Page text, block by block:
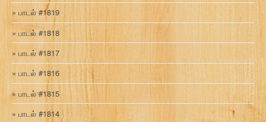
பாடல் #1819
பாடல் #1818
பாடல் #1817
பாடல் #1816
பாடல் #1815
பாடல் #1814